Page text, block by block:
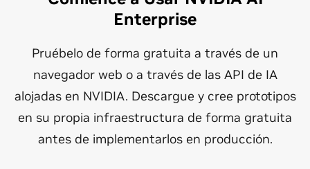
Enterprise
Pruébelo de forma gratuita a través de un
navegador web o a través de las API de IA
alojadas en NVIDIA. Descargue y cree prototipos
en su propia infraestructura de forma gratuita
antes de implementarlos en producción.